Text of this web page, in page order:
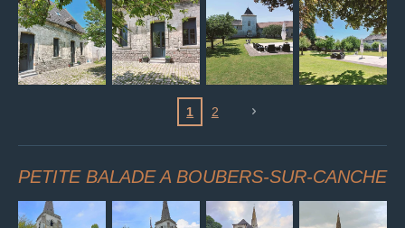
1 2
PETITE BALADE A BOUBERS-SUR-CANCHE